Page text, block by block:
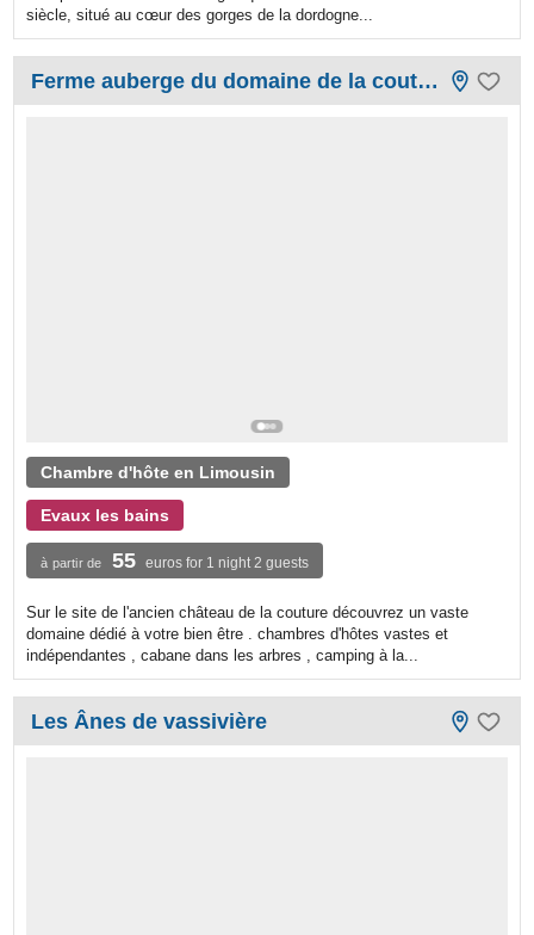
siècle, situé au cœur des gorges de la dordogne...
Ferme auberge du domaine de la couture
Chambre d'hôte en Limousin
Evaux les bains
à partir de 55 euros for 1 night 2 guests
Sur le site de l'ancien château de la couture découvrez un vaste
domaine dédié à votre bien être . chambres d'hôtes vastes et
indépendantes , cabane dans les arbres , camping à la...
Les Ânes de vassivière